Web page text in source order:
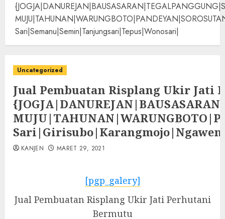
Sari|Semanu|Semin|Tanjungsari|Tepus|Wonosari|
Uncategorized
Jual Pembuatan Risplang Ukir Jati
KANJEN MARET 29, 2021
[pgp_galery]
Jual Pembuatan Risplang Ukir Jati Perhutani
Bermutu